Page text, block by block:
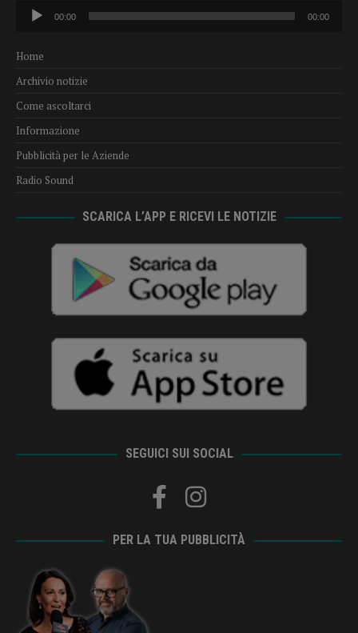
Audio
Player
00:00 00:00
Home
Archivio notizie
Come ascoltarci
Informazione
Pubblicità per le Aziende
Radio Sound
SCARICA L’APP E RICEVI LE NOTIZIE
SEGUICI SUI SOCIAL
PER LA TUA PUBBLICITÀ